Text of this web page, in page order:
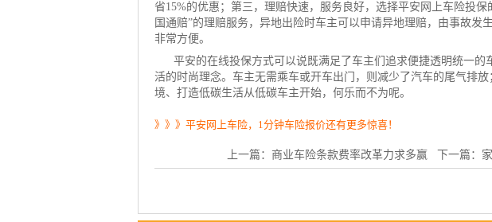
省15%的优惠；第三，理赔快速，服务良好，选择平安网上车险投保
国通赔”的理赔服务，异地出险时车主可以申请异地理赔，由事故发
非常方便。
平安的在线投保方式可以说既满足了车主们追求便捷透明统一的
活的时尚理念。车主无需乘车或开车出门，则减少了汽车的尾气排
境、打造低碳生活从低碳车主开始，何乐而不为呢。
》》》平安网上车险，1分钟车险报价还有更多惊喜！
上一篇： 商业车险条款费率改革力求多赢 下一篇：